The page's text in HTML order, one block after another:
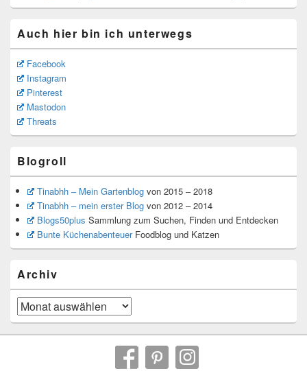
Auch hier bin ich unterwegs
Facebook
Instagram
Pinterest
Mastodon
Threats
Blogroll
Tinabhh – Mein Gartenblogvon 2015 – 2018
Tinabhh – mein erster Blogvon 2012 – 2014
Blogs50plus Sammlung zum Suchen, Finden und Entdecken
Bunte KüchenabenteuerFoodblog und Katzen
Archiv
Archiv